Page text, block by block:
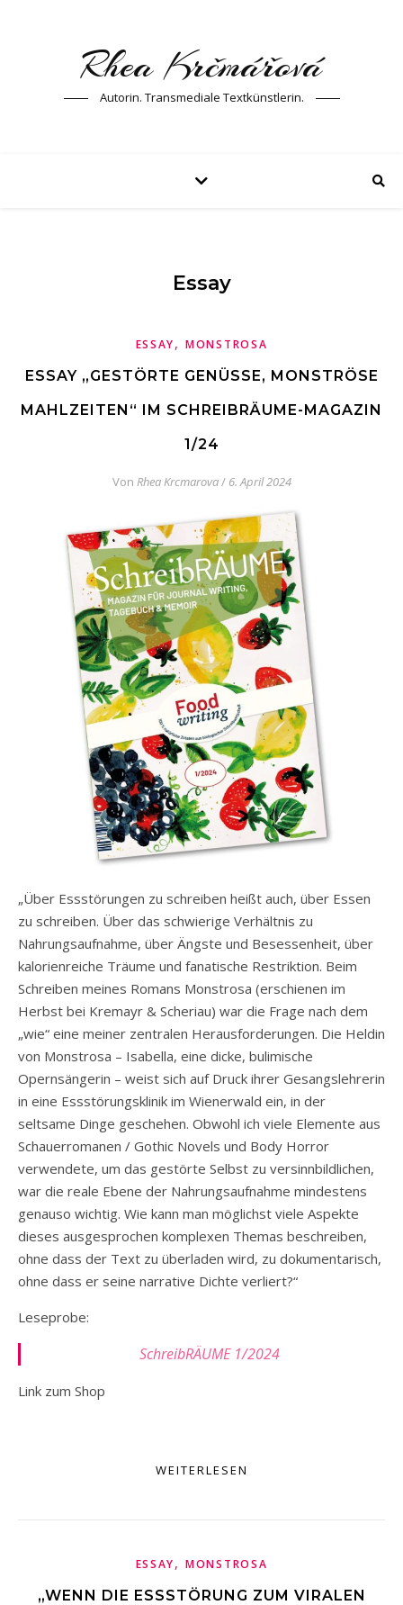
Rhea Krčmářová
Autorin. Transmediale Textkünstlerin.
Essay
ESSAY,MONSTROSA
ESSAY „GESTÖRTE GENÜSSE, MONSTRÖSE
MAHLZEITEN“ IM SCHREIBRÄUME-MAGAZIN
1/24
Von Rhea Krcmarova/ 6. April 2024
„Über Essstörungen zu schreiben heißt auch, über Essen
zu schreiben. Über das schwierige Verhältnis zu
Nahrungsaufnahme, über Ängste und Besessenheit, über
kalorienreiche Träume und fanatische Restriktion. Beim
Schreiben meines Romans Monstrosa (erschienen im
Herbst bei Kremayr & Scheriau) war die Frage nach dem
„wie“ eine meiner zentralen Herausforderungen. Die Heldin
von Monstrosa – Isabella, eine dicke, bulimische
Opernsängerin – weist sich auf Druck ihrer Gesangslehrerin
in eine Essstörungsklinik im Wienerwald ein, in der
seltsame Dinge geschehen. Obwohl ich viele Elemente aus
Schauerromanen / Gothic Novels und Body Horror
verwendete, um das gestörte Selbst zu versinnbildlichen,
war die reale Ebene der Nahrungsaufnahme mindestens
genauso wichtig. Wie kann man möglichst viele Aspekte
dieses ausgesprochen komplexen Themas beschreiben,
ohne dass der Text zu überladen wird, zu dokumentarisch,
ohne dass er seine narrative Dichte verliert?“
Leseprobe:
SchreibRÄUME 1/2024
Link zum Shop
WEITERLESEN
ESSAY,MONSTROSA
„WENN DIE ESSSTÖRUNG ZUM VIRALEN